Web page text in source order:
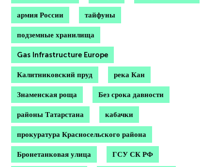
армия России тайфуны
подземные хранилища
Gas Infrastructure Europe
Калитниковский пруд река Кан
Знаменская роща Без срока давности
районы Татарстана кабачки
прокуратура Красносельского района
Бронетанковая улица ГСУ СК РФ